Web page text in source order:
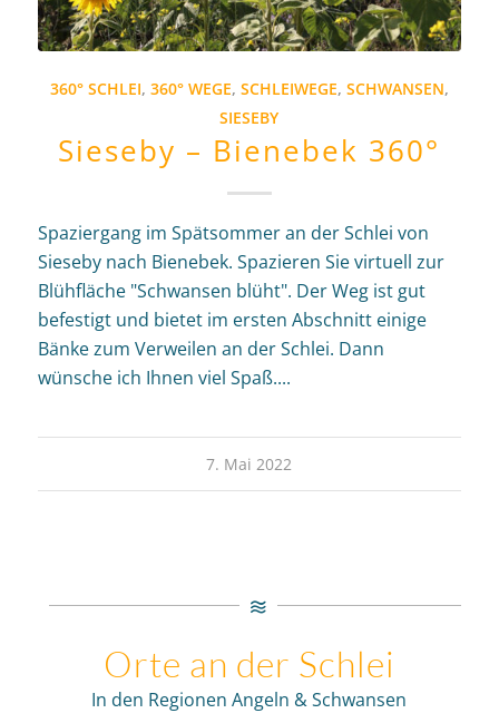
360° SCHLEI, 360° WEGE, SCHLEIWEGE, SCHWANSEN,
SIESEBY
Sieseby – Bienebek 360°
Spaziergang im Spätsommer an der Schlei von
Sieseby nach Bienebek. Spazieren Sie virtuell zur
Blühfläche "Schwansen blüht". Der Weg ist gut
befestigt und bietet im ersten Abschnitt einige
Bänke zum Verweilen an der Schlei. Dann
wünsche ich Ihnen viel Spaß....
7. Mai 2022
Orte an der Schlei
In den Regionen Angeln & Schwansen